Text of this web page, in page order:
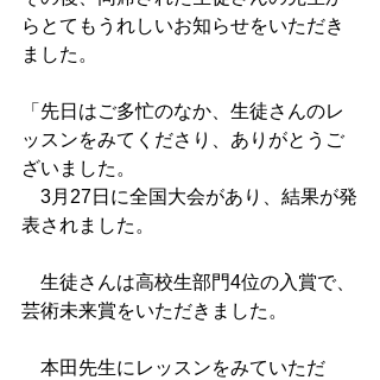
らとてもうれしいお知らせをいただき
ました。
「先日はご多忙のなか、生徒さんのレ
ッスンをみてくださり、ありがとうご
ざいました。
3月27日に全国大会があり、結果が発
表されました。
生徒さんは高校生部門4位の入賞で、
芸術未来賞をいただきました。
本田先生にレッスンをみていただ